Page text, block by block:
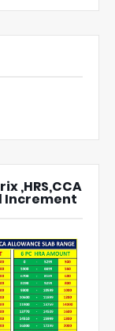
,HRS,CCA
Increment